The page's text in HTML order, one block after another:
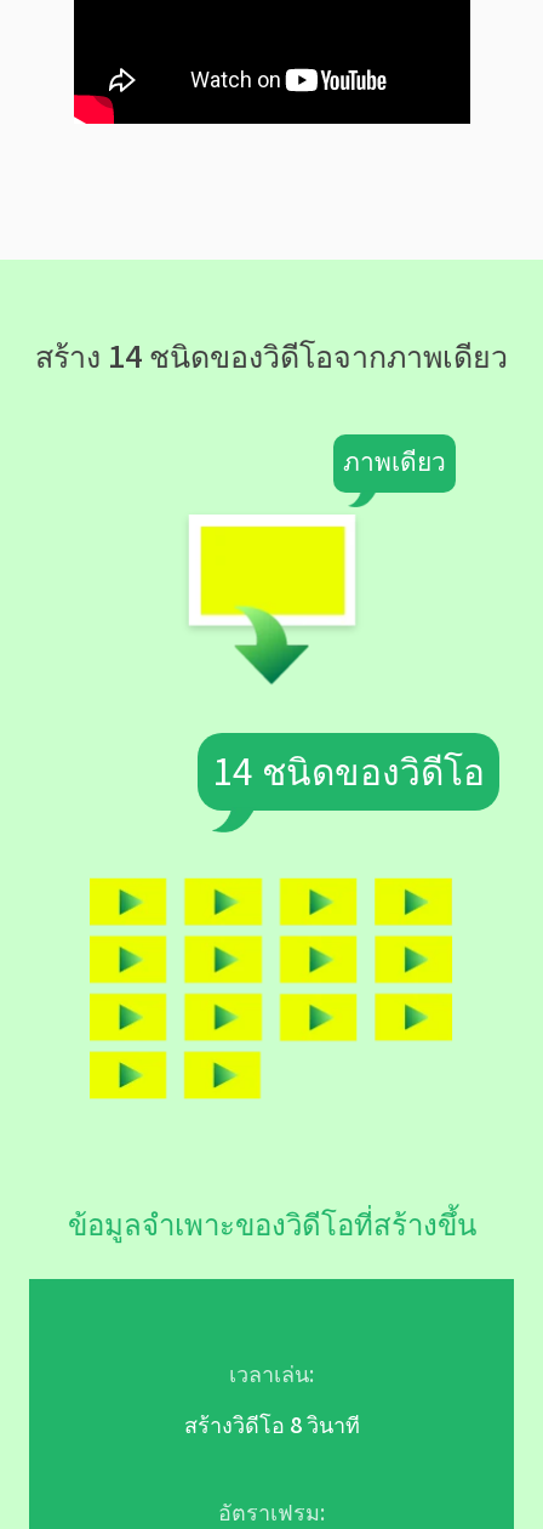
สร้าง 14 ชนิดของวิดีโอจากภาพเดียว
ภาพเดียว
14 ชนิดของวิดีโอ
ข้อมูลจำเพาะของวิดีโอที่สร้างขึ้น
เวลาเล่น:
สร้างวิดีโอ 8 วินาที
อัตราเฟรม: